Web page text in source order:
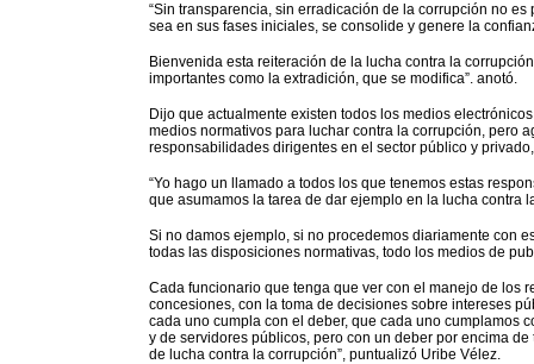
“Sin transparencia, sin erradicación de la corrupción no
sea en sus fases iniciales, se consolide y genere la
Bienvenida esta reiteración de la lucha contra la
importantes como la extradición, que se modifica”. anotó.
Dijo que actualmente existen todos los medios
medios normativos para luchar contra la corrupción, pero
responsabilidades dirigentes en el sector público y
“Yo hago un llamado a todos los que tenemos estas
que asumamos la tarea de dar ejemplo en la lucha contra
Si no damos ejemplo, si no procedemos diariamente con
todas las disposiciones normativas, todo los medios de
Cada funcionario que tenga que ver con el manejo de los
concesiones, con la toma de decisiones sobre intereses
cada uno cumpla con el deber, que cada uno cumplamos
y de servidores públicos, pero con un deber por encima
de lucha contra la corrupción”, puntualizó Uribe Vélez.